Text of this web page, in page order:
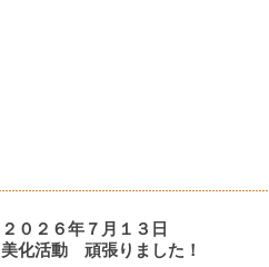
２０２６年７月１３日
美化活動 頑張りました！